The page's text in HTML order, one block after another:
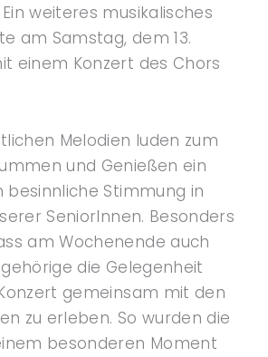
weiteres musikalisches
am Samstag, dem 13.
einem Konzert des Chors
Melodien luden zum
und Genießen ein
Stimmung in
SeniorInnen. Besonders
am Wochenende auch
die Gelegenheit
gemeinsam mit den
zu erleben. So wurden die
besonderen Moment